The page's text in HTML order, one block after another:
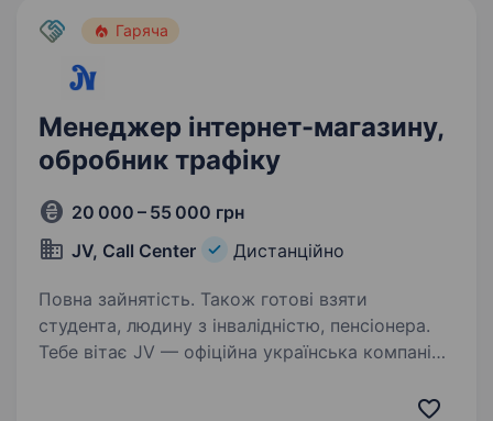
Гаряча
Менеджер інтернет-магазину,
обробник трафіку
20 000 – 55 000 грн
JV, Call Center
Дистанційно
Повна зайнятість. Також готові взяти
студента, людину з інвалідністю, пенсіонера.
Тебе вітає JV — офіційна українська компанія,
інтернет-магазинів. Ми працюємо прозоро,